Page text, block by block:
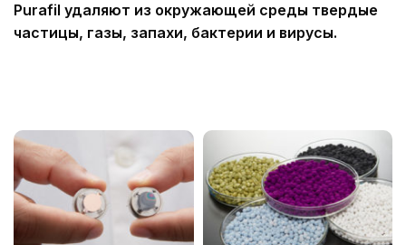
Purafil удаляют из окружающей среды твердые
частицы, газы, запахи, бактерии и вирусы.